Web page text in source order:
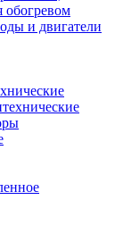
обогревом
и двигатели